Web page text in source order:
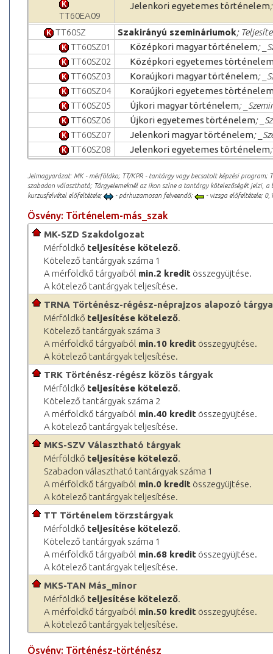
TT60EA09
Jelenkori egyetemes történelem
TT60SZ Szakirányú szemináriumok;
TT60SZ01
Középkori magyar történelem;
TT60SZ02
Középkori egyetemes
TT60SZ03
Koraújkori magyar történelem;
TT60SZ04
Koraújkori egyetemes
TT60SZ05
Újkori magyar történelem;
TT60SZ06
Újkori egyetemes történelem;
TT60SZ07
Jelenkori magyar történelem;
TT60SZ08
Jelenkori egyetemes történelem
Jelmagyarázat: MK - mérföldko; TT/KPR - tantárgy vagy becsatolt képzési program;
szabadon választható; Tárgyelemeknél az ikon színe a tantárgy kötelezőségét jelzi,
kurzusfelvétel előfeltétele;
- párhuzamosan felveendő; - vizsga előfeltétele;
Ösvény: Történelem-más_szak
MK-SZD Szakdolgozat
Mérföldkő teljesítése kötelező.
Kötelező tantárgyak száma 1
A mérföldkő tárgyaiból min.2 kredit összegyüjtése.
A kötelező tantárgyak teljesítése.
TRNA Történész-régész-néprajzos alapozó
Mérföldkő teljesítése kötelező.
Kötelező tantárgyak száma 3
A mérföldkő tárgyaiból min.10 kredit összegyüjtése.
A kötelező tantárgyak teljesítése.
TRK Történész-régész közös tárgyak
Mérföldkő teljesítése kötelező.
Kötelező tantárgyak száma 2
A mérföldkő tárgyaiból min.40 kredit összegyüjtése.
A kötelező tantárgyak teljesítése.
MKS-SZV Választható tárgyak
Mérföldkő teljesítése kötelező.
Szabadon választható tantárgyak száma 1
A mérföldkő tárgyaiból min.0 kredit összegyüjtése.
A kötelező tantárgyak teljesítése.
TT Történelem törzstárgyak
Mérföldkő teljesítése kötelező.
Kötelező tantárgyak száma 1
A mérföldkő tárgyaiból min.68 kredit összegyüjtése.
A kötelező tantárgyak teljesítése.
MKS-TAN Más_minor
Mérföldkő teljesítése kötelező.
A mérföldkő tárgyaiból min.50 kredit összegyüjtése.
A kötelező tantárgyak teljesítése.
Ösvény: Történész-történész